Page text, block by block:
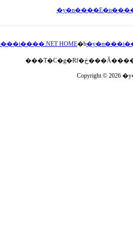
HOME�b
Copyright © 2026